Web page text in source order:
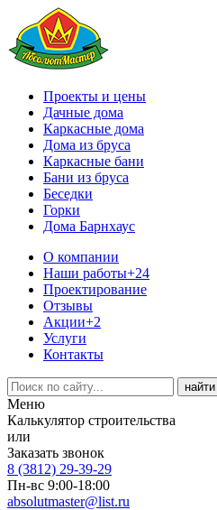
Проекты и цены
Дачные дома
Каркасные дома
Дома из бруса
Каркасные бани
Бани из бруса
Беседки
Горки
Дома Барнхаус
О компании
Наши работы+24
Проектирование
Отзывы
Акции+2
Услуги
Контакты
Меню
Калькулятор строительства
или
Заказать звонок
8 (3812) 29-39-29
Пн-вс 9:00-18:00
absolutmaster@list.ru